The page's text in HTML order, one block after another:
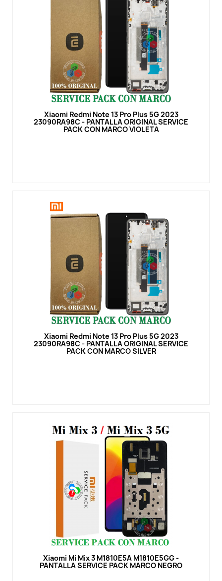
Vista rápida
Xiaomi Redmi Note 13 Pro Plus 5G 2023
23090RA98C - PANTALLA ORIGINAL SERVICE
PACK CON MARCO VIOLETA
Vista rápida
Xiaomi Redmi Note 13 Pro Plus 5G 2023
23090RA98C - PANTALLA ORIGINAL SERVICE
PACK CON MARCO SILVER
Vista rápida
Xiaomi Mi Mix 3 M1810E5A M1810E5GG -
PANTALLA SERVICE PACK MARCO NEGRO